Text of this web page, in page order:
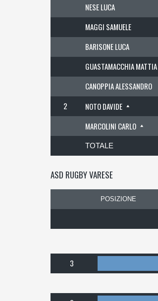
NESE LUCA
MAGGI SAMUELE
BARISONE LUCA
GUASTAMACCHIA MATTIA
CANOPPIA ALESSANDRO
2
NOTO DAVIDE
MARCOLINI CARLO
TOTALE
ASD RUGBY VARESE
POSIZIONE
3